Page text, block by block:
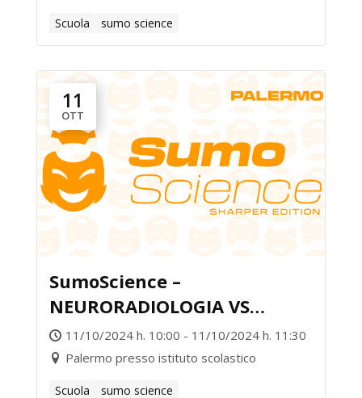
Scuola sumo science
11
OTT
SumoScience –
NEURORADIOLOGIA VS
GEOCHIMICA E
VULCANOLOGIA
11/10/2024 h. 10:00 - 11/10/2024 h. 11:30
Palermo presso istituto scolastico
Scuola sumo science